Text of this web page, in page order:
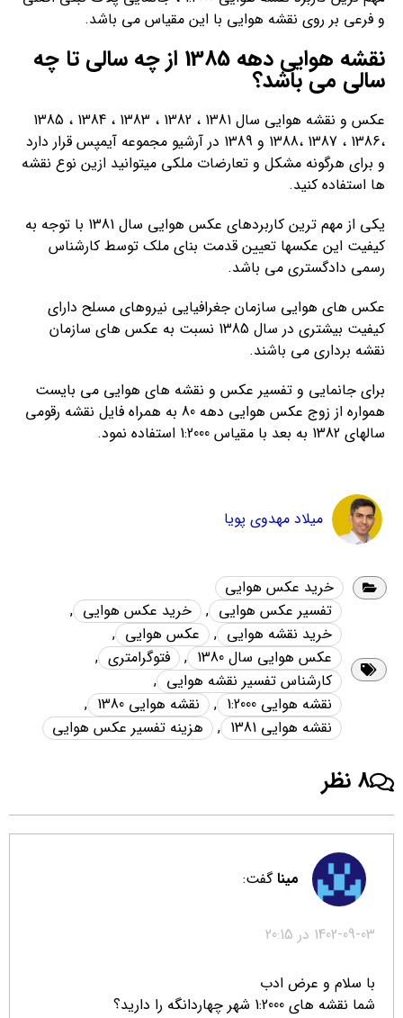
و فرعی بر روی نقشه هوایی با این مقیاس می باشد.
نقشه هوایی دهه 1385 از چه سالی تا چه
سالی می باشد؟
عکس و نقشه هوایی سال 1381 ، 1382 ، 1383 ، 1384 ، 1385
،1386 ، 1387 ،1388 و 1389 در آرشیو مجموعه آیمپس قرار دارد
و برای هرگونه مشکل و تعارضات ملکی میتوانید ازین نوع نقشه
ها استفاده کنید.
یکی از مهم ترین کاربردهای عکس هوایی سال 1381 با توجه به
کیفیت این عکسها تعیین قدمت بنای ملک توسط کارشناس
رسمی دادگستری می باشد.
عکس های هوایی سازمان جغرافیایی نیروهای مسلح دارای
کیفیت بیشتری در سال 1385 نسبت به عکس های سازمان
نقشه برداری می باشند.
برای جانمایی و تفسیر عکس و نقشه های هوایی می بایست
همواره از زوج عکس هوایی دهه 80 به همراه فایل نقشه رقومی
سالهای 1382 به بعد با مقیاس 1:2000 استفاده نمود.
میلاد مهدوی پویا
خرید عکس هوایی
تفسیر عکس هوایی , خرید عکس هوایی ,
خرید نقشه هوایی , عکس هوایی ,
عکس هوایی سال 1380
, فتوگرامتری ,
کارشناس تفسیر نقشه هوایی ,
نقشه هوایی 1:2000
, نقشه هوایی 1380
,
نقشه هوایی 1381
, هزینه تفسیر عکس هوایی
8 نظر
مینا گفت:
1402-09-03 در 20:15
با سلام و عرض ادب
شما نقشه های 1:2000 شهر چهاردانگه را دارید؟